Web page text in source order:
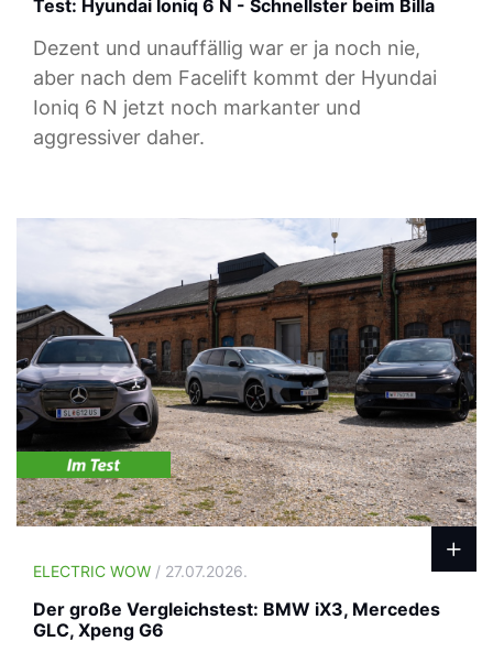
Test: Hyundai Ioniq 6 N - Schnellster beim Billa
Dezent und unauffällig war er ja noch nie,
aber nach dem Facelift kommt der Hyundai
Ioniq 6 N jetzt noch markanter und
aggressiver daher.
ELECTRIC WOW / 27.07.2026.
Der große Vergleichstest: BMW iX3, Mercedes
GLC, Xpeng G6